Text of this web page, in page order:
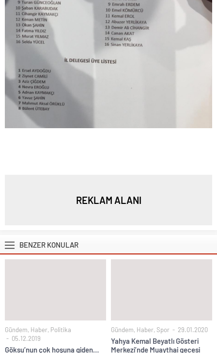
REKLAM ALANI
BENZER KONULAR
Gündem, Haber, Politika
05.12.2019
Göksu’nun çok hoşuna giden…
Gündem, Haber, Spor 29.01.2020
Yahya Kemal Beyatlı Gösteri
Merkezi’nde Muaythai gecesi